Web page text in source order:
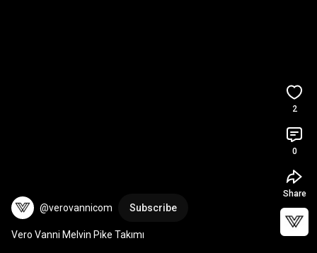
@verovannicom Subscribe
Vero Vanni Melvin Pike Takımı
2
0
Share